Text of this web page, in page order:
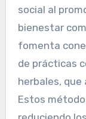
social al
bienestar
fomenta
de prácticas
herbales, que
Estos